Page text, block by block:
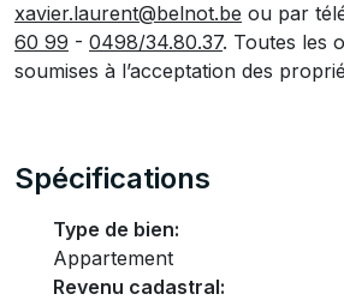
xavier.laurent@belnot.be ou par
60 99 - 0498/34.80.37. Toutes les
soumises à l’acceptation des
Spécifications
Type de bien:
Appartement
Revenu cadastral: